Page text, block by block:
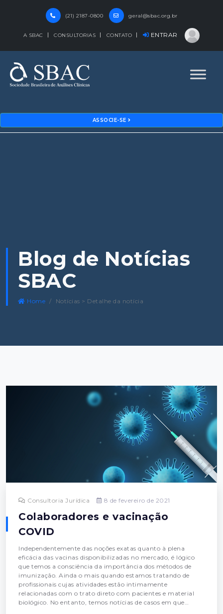
(21) 2187-0800 geral@sbac.org.br
A SBAC CONSULTORIAS CONTATO ENTRAR
ASSOCIE-SE
Blog de Notícias
SBAC
Home Notícias > Detalhe da notícia
Consultoria Jurídica 8 de fevereiro de 2021
Colaboradores e vacinação
COVID
Independentemente das noções exatas quanto à plena
eficácia das vacinas disponibilizadas no mercado, é lógico
que temos a consciência da importância dos métodos de
imunização. Ainda o mais quando estamos tratando de
profissionais cujas atividades estão intimamente
relacionadas com o trato direto com pacientes e material
biológico. No entanto, temos notícias de casos em que…